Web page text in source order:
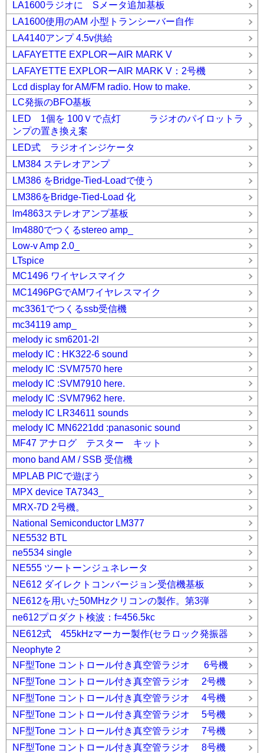
LA1600ラジオに Sメータ追加基板
LA1600使用のAM 小型トランシーバー自作
LA4140アンプ 4.5v供給
LAFAYETTE EXPLORーAIR MARK V
LAFAYETTE EXPLORーAIR MARK V：2号機
Lcd display for AM/FM radio. How to make.
LC発振のBFO基板
LED 1個を 100Ｖで点灯 ラジオのパイロットラ
ンプの置き換え案
LED式 ラジオインジケータ
LM384 ステレオアンプ
LM386 をBridge-Tied-Loadで使う
LM386をBridge-Tied-Load 化
lm4863ステレオアンプ基板
lm4880でつくるstereo amp_
Low-v Amp 2.0_
LTspice
MC1496 ワイヤレスマイク
MC1496PGでAMワイヤレスマイク
mc3361でつくるssb受信機
mc34119 amp_
melody ic sm6201-2l
melody IC : HK322-6 sound
melody IC :SVM7570 here
melody IC :SVM7910 here.
melody IC :SVM7962 here.
melody IC LR34611 sounds
melody IC MN6221dd :panasonic sound
MF47 アナログ テスター キット
mono band AM / SSB 受信機
MPLAB PICで遊ぼう
MPX device TA7343_
MRX-7D 2号機。
National Semiconductor LM377
NE5532 BTL
ne5534 single
NE555 ツートーンジュネレータ
NE612 ダイレクトコンバージョン受信機基板
NE612を用いた50MHzクリコンの製作。第3弾
ne612プロダクト検波：f=456.5kc
NE612式 455kHzマーカー製作(セラロック発振器
Neophyte 2
NF型Tone コントロール付き真空管ラジオ 6号機
NF型Tone コントロール付き真空管ラジオ 2号機
NF型Tone コントロール付き真空管ラジオ 4号機
NF型Tone コントロール付き真空管ラジオ 5号機
NF型Tone コントロール付き真空管ラジオ 7号機
NF型Tone コントロール付き真空管ラジオ 8号機